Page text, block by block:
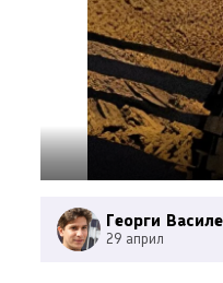
Георги
29 април